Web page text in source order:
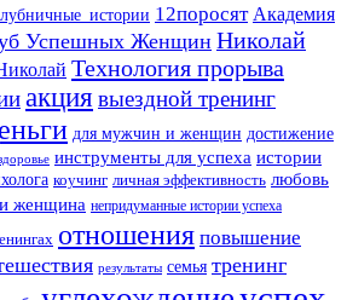
12поросят Академия
Успешных Женщин Николай
Технология прорыва
акция выездной тренинг
для мужчин и женщин достижение
инструменты для успеха истории
коучинг личная эффективность любовь
женщина непридуманные истории успеха
отношения повышение
результаты семья тренинг